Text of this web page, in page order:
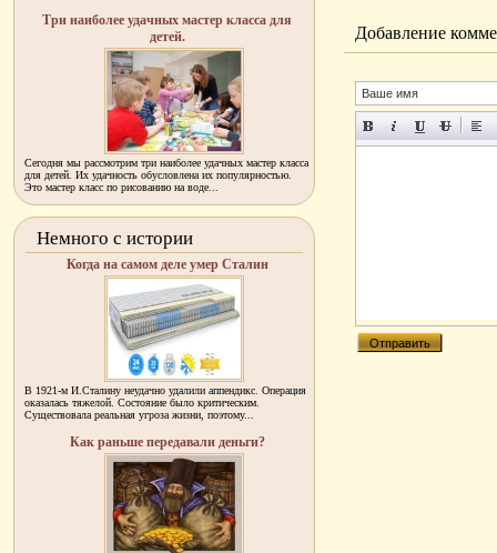
Добавление
Три наиболее удачных мастер класса для
детей.
Сегодня мы рассмотрим три наиболее удачных мастер класса
для детей. Их удачность обусловлена их популярностью.
Это мастер класс по рисованию на воде...
Немного с истории
Когда на самом деле умер Сталин
В 1921-м И.Сталину неудачно удалили аппендикс. Операция
оказалась тяжелой. Состояние было критическим.
Существовала реальная угроза жизни, поэтому...
Как раньше передавали деньги?